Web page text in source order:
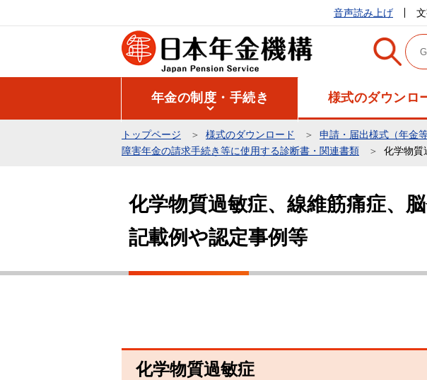
の
音声読み上げ
年金の制度・手続き 様式のダウンロ
トップページ 様式のダウンロード 申請・届出様式（年金
障害年金の請求手続き等に使用する診断書・関連書類
化学物質
ら
化学物質過敏症、線維筋痛症、
記載例や認定事例等
化学物質過敏症